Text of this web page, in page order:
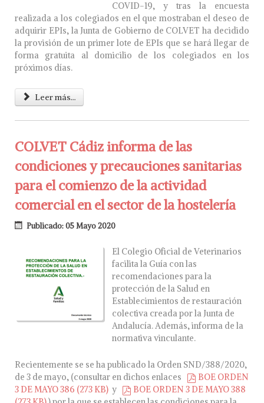
COVID-19, y tras la encuesta
realizada a los colegiados en el que mostraban el deseo de
adquirir EPIs, la Junta de Gobierno de COLVET ha decidido
la provisión de un primer lote de EPIs que se hará llegar de
forma gratuita al domicilio de los colegiados en los
próximos días.
Leer más...
COLVET Cádiz informa de las
condiciones y precauciones sanitarias
para el comienzo de la actividad
comercial en el sector de la hostelería
Publicado: 05 Mayo 2020
El Colegio Oficial de Veterinarios
facilita la Guía con las
recomendaciones para la
protección de la Salud en
Establecimientos de restauración
colectiva creada por la Junta de
Andalucía. Además, informa de la
normativa vinculante.
Recientemente se se ha publicado la Orden SND/388/2020,
de 3 de mayo, (consultar en dichos enlaces
pdf
BOE ORDEN
3 DE MAYO 386 (273 KB) y
pdf
BOE ORDEN 3 DE MAYO 388